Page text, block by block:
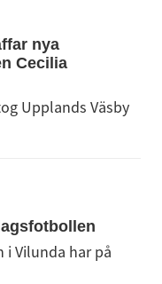
nya
Cecilia
Upplands Väsby
i Vilunda har på